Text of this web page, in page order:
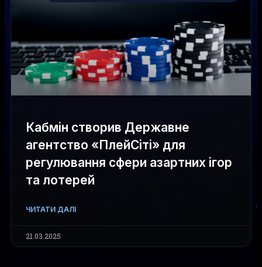
Кабмін створив Державне
агентство «ПлейСіті» для
регулювання сфери азартних ігор
та лотерей
ЧИТАТИ ДАЛІ
21.03.2025